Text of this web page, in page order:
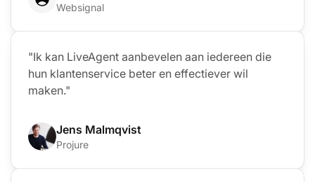
Websignal
"Ik kan LiveAgent aanbevelen aan iedereen die
hun klantenservice beter en effectiever wil
maken."
Jens Malmqvist
Projure